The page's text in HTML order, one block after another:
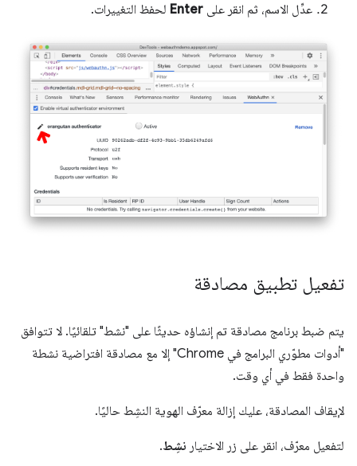
عدِّل الاسم، ثم انقر على Enter لحفظ التغييرات.
تفعيل تطبيق مصادقة
يتم ضبط برنامج مصادقة تم إنشاؤه حديثًا على "نشط" تلقائيًا. لا تتوافق
"أدوات مطوّري البرامج في Chrome" إلا مع مصادقة افتراضية نشطة
واحدة فقط في أي وقت.
لإيقاف المصادقة، عليك إزالة معرّف الهوية النشِط حاليًا.
لتفعيل معرّف، انقر على زر الاختيار نشِط.